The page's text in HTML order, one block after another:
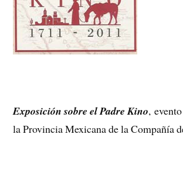
Exposición sobre el Padre Kino,
la Provincia Mexicana de la Compañía